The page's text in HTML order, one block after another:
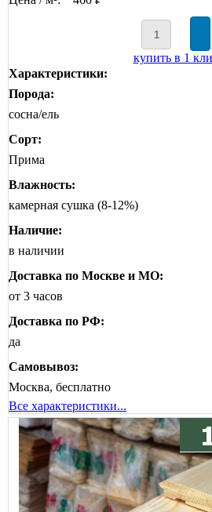
купить в 1
Характеристики:
Порода:
сосна/ель
Сорт:
Прима
Влажность:
камерная сушка (8-12%)
Наличие:
в наличии
Доставка по Москве и МО:
от 3 часов
Доставка по РФ:
да
Самовывоз:
Москва, бесплатно
Все характеристики...